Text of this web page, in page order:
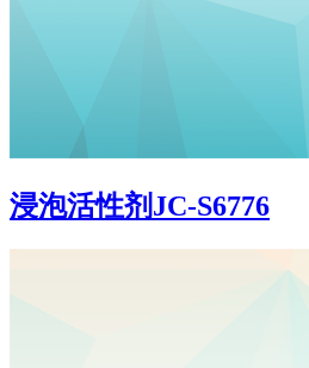
浸泡活性剂JC-S6776